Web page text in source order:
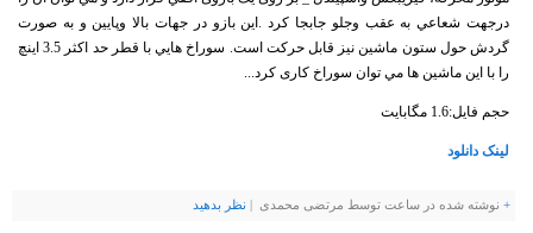
درجهت شعاعي به عقب وجلو جابجا کرد .اين بازو در جهات بالا وپايين و به صورت
گردش حول ستون ماشين نيز قابل حرکت است. سوراخ هايي با قطر حد اکثر 3.5 اينچ
را با اين ماشين ها مي توان سوراخ کاری کرد...
حجم فایل:1.6 مگابایت
لینک دانلود
+ نوشته شده در ساعت توسط مرتضی محمدی | نظر بدهيد